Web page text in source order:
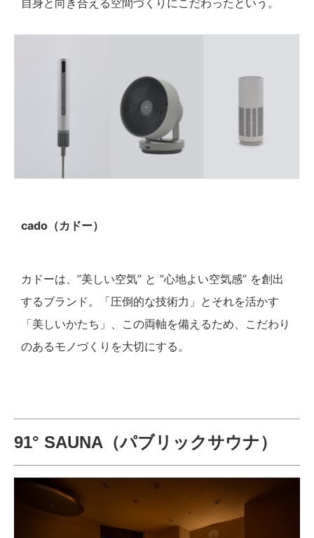
自身と向き合える空間づくりにこだわったという。
cado（カドー）
カドーは、”美しい空気” と ”心地よい空気感” を創出
するブランド。「圧倒的な技術力」とそれを活かす
「美しいかたち」、この両軸を備えるため、こだわり
のあるモノづくりを大切にする。
91° SAUNA（パブリックサウナ）